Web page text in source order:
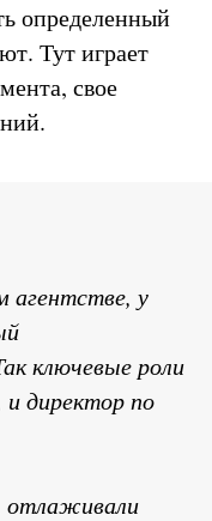
определенный
Тут играет
свое
агентстве, у
ключевые роли
директор по
отлаживали